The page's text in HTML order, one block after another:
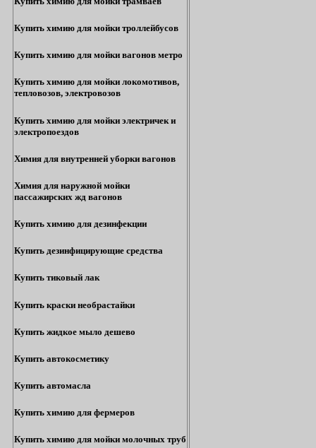
Купить химию для мойки троллейбусов
Купить химию для мойки вагонов метро
Купить химию для мойки локомотивов,
тепловозов, электровозов
Купить химию для мойки электричек и
электропоездов
Химия для внутренней уборки вагонов
Химия для наружной мойки
пассажирских жд вагонов
Купить химию для дезинфекции
Купить дезинфицирующие средства
Купить тиковый лак
Купить краски необрастайки
Купить жидкое мыло дешево
Купить автокосметику
Купить автомасла
Купить химию для фермеров
Купить химию для мойки молочных труб